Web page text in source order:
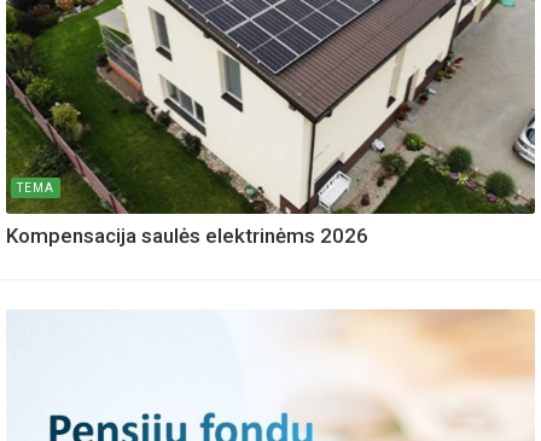
TEMA
Kompensacija saulės elektrinėms 2026